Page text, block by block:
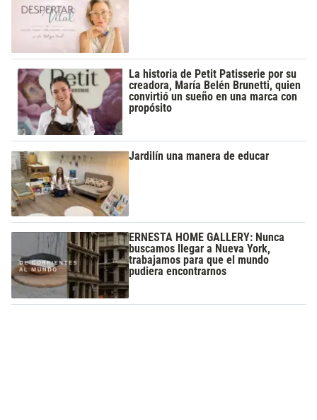
La historia de Petit Patisserie por su
creadora, María Belén Brunetti, quien
convirtió un sueño en una marca con
propósito
Jardilín una manera de educar
ERNESTA HOME GALLERY: Nunca
buscamos llegar a Nueva York,
trabajamos para que el mundo
pudiera encontrarnos